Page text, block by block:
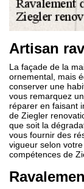
Artisan
La façade de la
ornemental, mais
conserver une
vous remarquez
réparer en faisant
de Ziegler
que soit la
vous fournir des
vigueur selon
compétences de